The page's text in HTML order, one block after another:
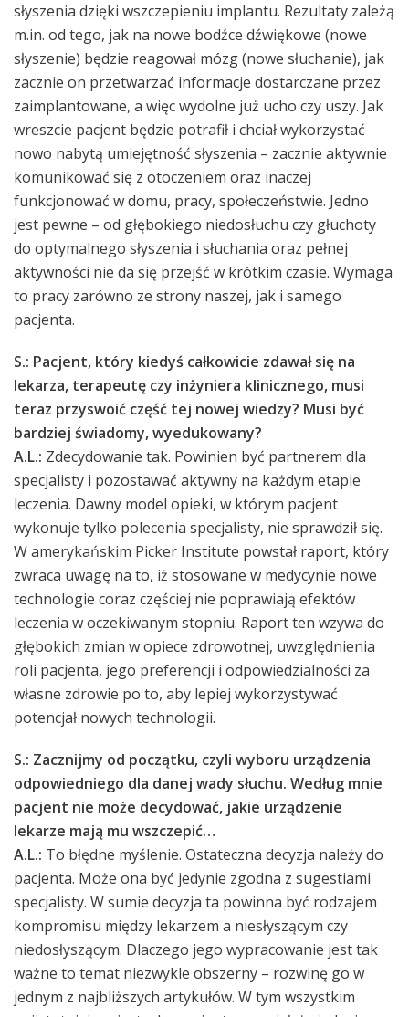
słyszenia dzięki wszczepieniu implantu. Rezultaty zależą
m.in. od tego, jak na nowe bodźce dźwiękowe (nowe
słyszenie) będzie reagował mózg (nowe słuchanie), jak
zacznie on przetwarzać informacje dostarczane przez
zaimplantowane, a więc wydolne już ucho czy uszy. Jak
wreszcie pacjent będzie potrafił i chciał wykorzystać
nowo nabytą umiejętność słyszenia – zacznie aktywnie
komunikować się z otoczeniem oraz inaczej
funkcjonować w domu, pracy, społeczeństwie. Jedno
jest pewne – od głębokiego niedosłuchu czy głuchoty
do optymalnego słyszenia i słuchania oraz pełnej
aktywności nie da się przejść w krótkim czasie. Wymaga
to pracy zarówno ze strony naszej, jak i samego
pacjenta.
S.: Pacjent, który kiedyś całkowicie zdawał się na
lekarza, terapeutę czy inżyniera klinicznego, musi
teraz przyswoić część tej nowej wiedzy? Musi być
bardziej świadomy, wyedukowany?
A.L.: Zdecydowanie tak. Powinien być partnerem dla
specjalisty i pozostawać aktywny na każdym etapie
leczenia. Dawny model opieki, w którym pacjent
wykonuje tylko polecenia specjalisty, nie sprawdził się.
W amerykańskim Picker Institute powstał raport, który
zwraca uwagę na to, iż stosowane w medycynie nowe
technologie coraz częściej nie poprawiają efektów
leczenia w oczekiwanym stopniu. Raport ten wzywa do
głębokich zmian w opiece zdrowotnej, uwzględnienia
roli pacjenta, jego preferencji i odpowiedzialności za
własne zdrowie po to, aby lepiej wykorzystywać
potencjał nowych technologii.
S.: Zacznijmy od początku, czyli wyboru urządzenia
odpowiedniego dla danej wady słuchu. Według mnie
pacjent nie może decydować, jakie urządzenie
lekarze mają mu wszczepić…
A.L.: To błędne myślenie. Ostateczna decyzja należy do
pacjenta. Może ona być jedynie zgodna z sugestiami
specjalisty. W sumie decyzja ta powinna być rodzajem
kompromisu między lekarzem a niesłyszącym czy
niedosłyszącym. Dlaczego jego wypracowanie jest tak
ważne to temat niezwykle obszerny – rozwinę go w
jednym z najbliższych artykułów. W tym wszystkim